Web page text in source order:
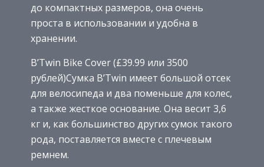
до компактных размеров, она очень
проста в использовании и удобна в
хранении.
B’Twin Bike Cover (£39.99 или 3500
рублей)Сумка B’Twin имеет большой отсек
для велосипеда и два поменьше для колес,
а также жесткое основание. Она весит 3,6
кг и, как большинство других сумок такого
рода, поставляется вместе с плечевым
ремнем.